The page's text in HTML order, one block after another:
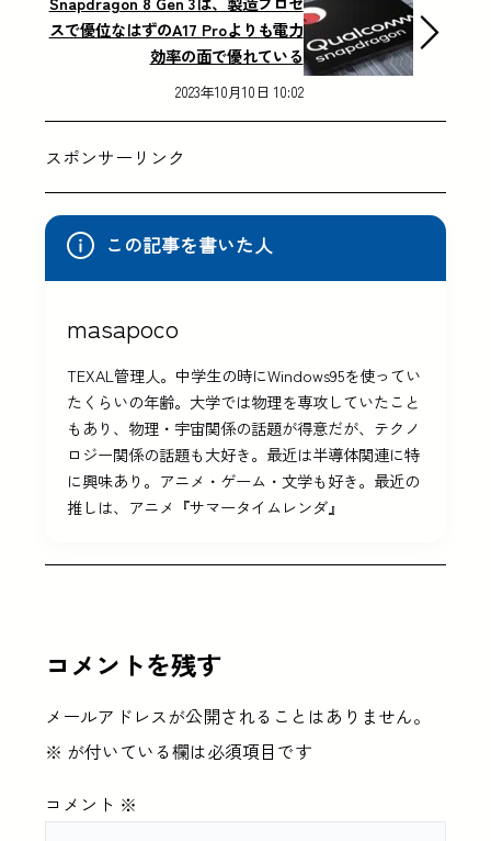
スで優位なはずのA17 Proよりも電力
効率の面で優れている
2023年10月10日 10:02
スポンサーリンク
この記事を書いた人
masapoco
TEXAL管理人。中学生の時にWindows95を使ってい
たくらいの年齢。大学では物理を専攻していたこと
もあり、物理・宇宙関係の話題が得意だが、テクノ
ロジー関係の話題も大好き。最近は半導体関連に特
に興味あり。アニメ・ゲーム・文学も好き。最近の
推しは、アニメ『サマータイムレンダ』
コメントを残す
メールアドレスが公開されることはありません。
※ が付いている欄は必須項目です
コメント ※